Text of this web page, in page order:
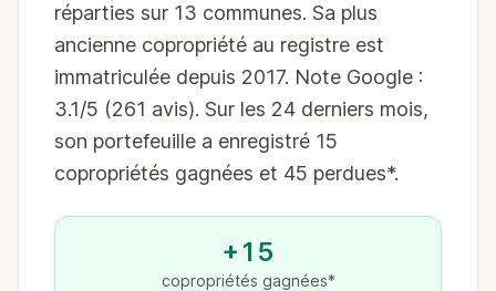
réparties sur 13 communes. Sa plus
ancienne copropriété au registre est
immatriculée depuis 2017. Note Google :
3.1/5 (261 avis). Sur les 24 derniers mois,
son portefeuille a enregistré 15
copropriétés gagnées et 45 perdues*.
+15
copropriétés gagnées*